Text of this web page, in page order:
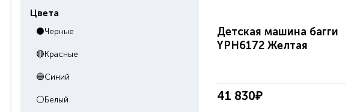
Цвета
⚫Черные
🔴Красные
🔵Синий
⚪Белый
Детская машина багги
YPH6172 Желтая
41 830₽